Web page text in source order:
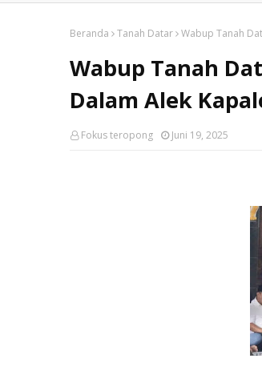
Beranda Tanah Datar Wabup Tanah
Wabup Tanah
Dalam Alek
Fokus teropong Juni 19, 2025